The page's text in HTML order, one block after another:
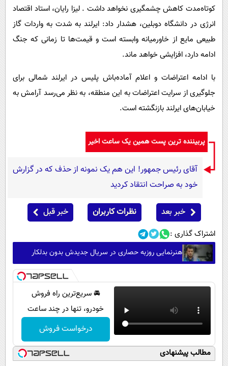
کوتاه‌مدت کاهش چشمگیری نخواهد داشت . لیزا رایان، استاد اقتصاد
انرژی در دانشگاه دوبلین، هشدار داد: ایرلند به شدت به واردات گاز
طبیعی مایع از خاورمیانه وابسته است و قیمت‌ها تا زمانی که جنگ
ادامه دارد، افزایشی خواهد ماند.
با ادامه اعتراضات و اعلام آماده‌باش پلیس در ایرلند شمالی برای
جلوگیری از سرایت اعتراضات به این منطقه، به نظر می‌رسد آرامش به
خیابان‌های ایرلند بازنگشته است.
پربیننده ترین پست همین یک ساعت اخیر
آقای رئیس جمهور! این هم یک نمونه از حذف که در گزارش
خود به صراحت انتقاد کردید
خبر بعد نظرات کاربران خبر قبل
اشتراک گذاری :
هنرنمایی روزبه حصاری در سریال جدیدش بدون بدلکار
🚘 سریع‌ترین راه فروش
خودرو، تنها در چند ساعت
درخواست فروش
مطالب پیشنهادی